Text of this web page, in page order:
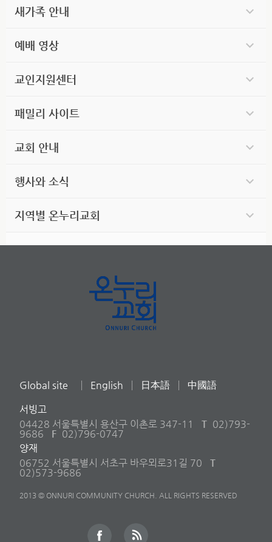
새가족 안내
예배 영상
교인지원센터
패밀리 사이트
교회 안내
행사와 소식
지역별 온누리교회
Global site English 日本語 中國語
서빙고
04428 서울특별시 용산구 이촌로 347-11
T 02)793-
9686
F 02)796-0747
양재
06752 서울특별시 서초구 바우뫼로31길 70
T
02)573-9686
2013 © ONNURI COMMUNITY CHURCH. ALL RIGHTS RESERVED